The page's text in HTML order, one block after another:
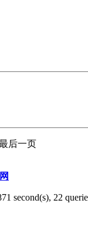
后一页
second(s), 22